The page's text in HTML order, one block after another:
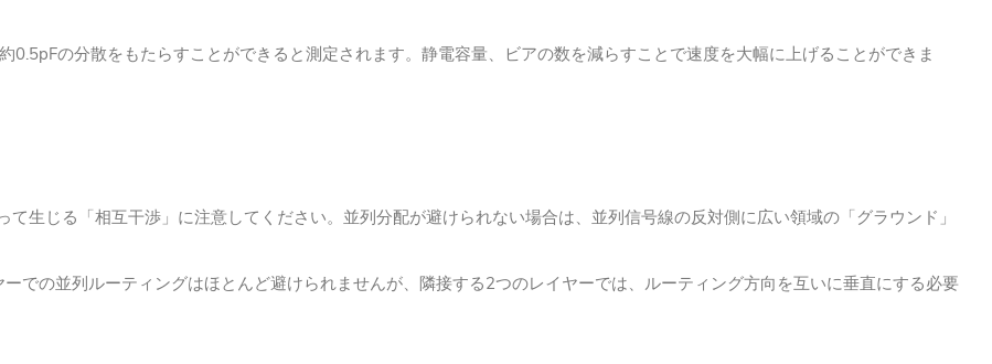
0.5pFの分散をもたらすことができると測定されます。静電容量、ビアの数を減らすことで速度を大幅に上げることができま
生じる「相互干渉」に注意してください。 並列分配が避けられない場合は、並列信号線の反対側に広い領域の「グラウンド」
ーでの並列ルーティングはほとんど避けられませんが、隣接する2つのレイヤーでは、ルーティング方向を互いに垂直にする必要